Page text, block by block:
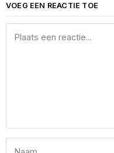
VOEG EEN REACTIE TOE